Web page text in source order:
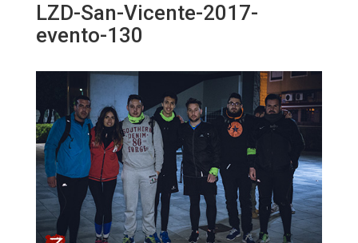
LZD-San-Vicente-2017-
evento-130